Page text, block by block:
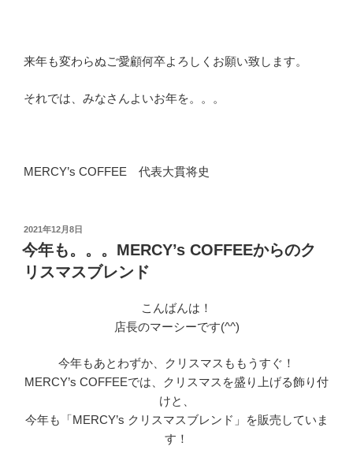
来年も変わらぬご愛顧何卒よろしくお願い致します。
それでは、みなさんよいお年を。。。
MERCY’s COFFEE 代表大貫将史
投
稿
日:
2021年12月8日
今年も。。。MERCY’s COFFEEからのク
リスマスブレンド
こんばんは！
店長のマーシーです(^^)
今年もあとわずか、クリスマスももうすぐ！
MERCY’s COFFEEでは、クリスマスを盛り上げる飾り付
けと、
今年も「MERCY’s クリスマスブレンド」を販売していま
す！